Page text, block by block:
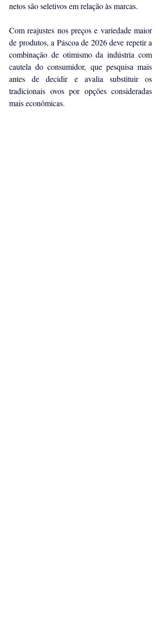
netos são seletivos em relação às marcas.
Com reajustes nos preços e variedade maior
de produtos, a Páscoa de 2026 deve repetir a
combinação de otimismo da indústria com
cautela do consumidor, que pesquisa mais
antes de decidir e avalia substituir os
tradicionais ovos por opções consideradas
mais econômicas.